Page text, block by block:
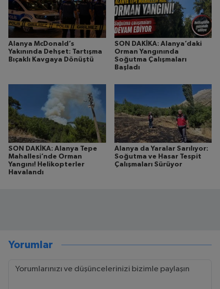
Alanya McDonald’s
Yakınında Dehşet: Tartışma
Bıçaklı Kavgaya Dönüştü
SON DAKİKA: Alanya’daki
Orman Yangınında
Soğutma Çalışmaları
Başladı
SON DAKİKA: Alanya Tepe
Mahallesi’nde Orman
Yangını! Helikopterler
Havalandı
Alanya da Yaralar Sarılıyor:
Soğutma ve Hasar Tespit
Çalışmaları Sürüyor
Yorumlar